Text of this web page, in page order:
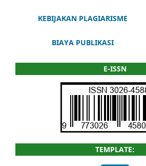
KEBIJAKAN PLAGIARISME
BIAYA PUBLIKASI
E-ISSN
TEMPLATE: